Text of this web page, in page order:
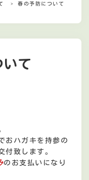
春の予防について
いて
おハガキを持参の
致します。
のお支払いになり